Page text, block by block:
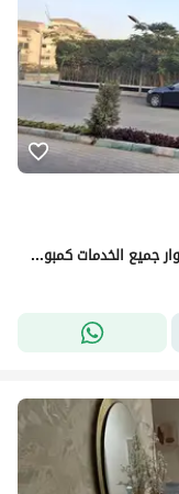
للبيع شقة بحديقة بالشيخ زايد موقع مميز جدا بجوار جميع الخدمات كمبوند زايد ديونز استلام فورى elsheikh zayed compound dunes